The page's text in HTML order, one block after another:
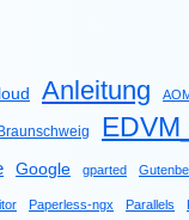
Anleitung
Google gparted
Paperless-ngx Parallels